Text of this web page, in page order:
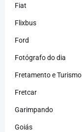
Fiat
Flixbus
Ford
Fotógrafo do dia
Fretamento e Turismo
Fretcar
Garimpando
Goiás